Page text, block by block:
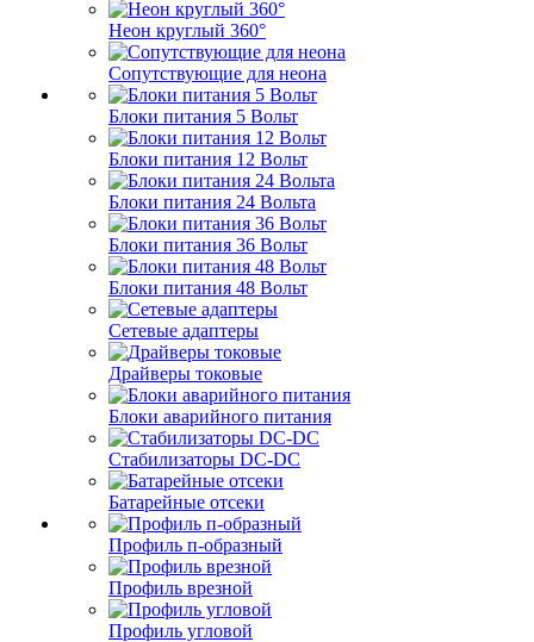
Неон круглый 360°
Сопутствующие для неона
Блоки питания 5 Вольт
Блоки питания 12 Вольт
Блоки питания 24 Вольта
Блоки питания 36 Вольт
Блоки питания 48 Вольт
Сетевые адаптеры
Драйверы токовые
Блоки аварийного питания
Стабилизаторы DC-DC
Батарейные отсеки
Профиль п-образный
Профиль врезной
Профиль угловой